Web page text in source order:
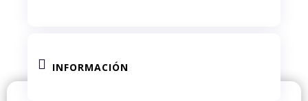
 INFORMACIÓN